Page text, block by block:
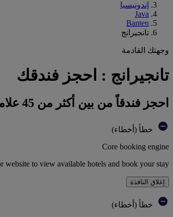
إندونيسيا
Java
Banten
تانجيرانج
وجهتك القادمة
تانجيرانج : احجز فندقك
احجز فندقاً من بين أكثر من 45 علامة تجارية فندقية تابعة لمجموعة أكور
خطأ (أخطاء)
Core booking engine
website to view available hotels and book your stay
إغلاق النافذة
خطأ (أخطاء)